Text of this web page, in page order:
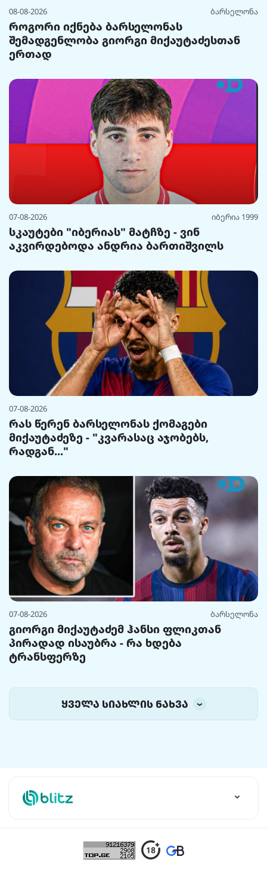
08-08-2026 ბარსელონა
როგორი იქნება ბარსელონას
შემადგენლობა გიორგი მიქაუტაძესთან
ერთად
07-08-2026 იბერია 1999
სკაუტები "იბერიას" მატჩზე - ვინ
აკვირდებოდა ანდრია ბართიშვილს
07-08-2026
რას წერენ ბარსელონას ქომაგები
მიქაუტაძეზე - "კვარასაც აჯობებს,
რადგან..."
07-08-2026 ბარსელონა
გიორგი მიქაუტაძემ ჰანსი ფლიკთან
პირადად ისაუბრა - რა ხდება
ტრანსფერზე
ყველა სიახლის ნახვა